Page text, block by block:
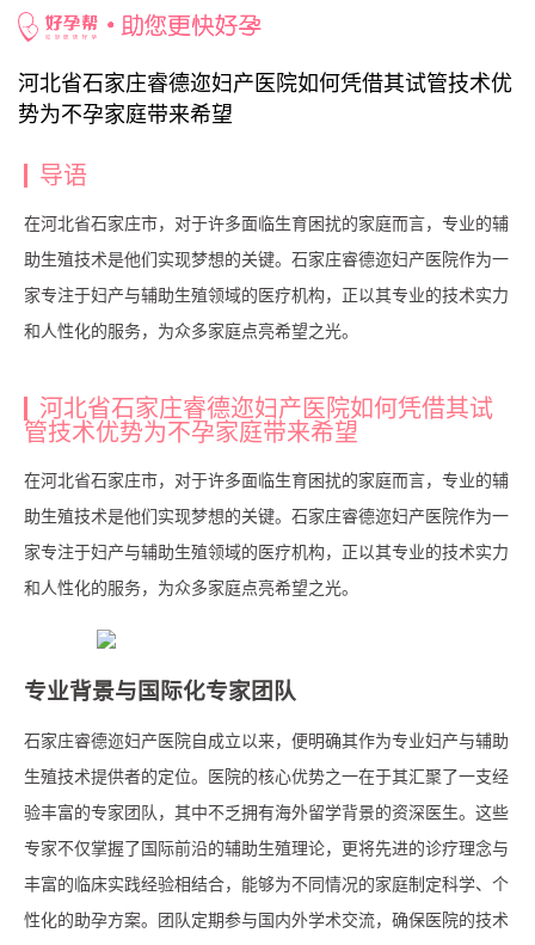
好孕百科 / undefined / 河北省石家庄睿德迩妇产医院如何凭借其试管技术优势
为不孕家庭带来希望
河北省石家庄睿德迩妇产医院如何凭借其试管技术优
势为不孕家庭带来希望
导语
在河北省石家庄市，对于许多面临生育困扰的家庭而言，专业的辅
助生殖技术是他们实现梦想的关键。石家庄睿德迩妇产医院作为一
家专注于妇产与辅助生殖领域的医疗机构，正以其专业的技术实力
和人性化的服务，为众多家庭点亮希望之光。
河北省石家庄睿德迩妇产医院如何凭借其试
管技术优势为不孕家庭带来希望
在河北省石家庄市，对于许多面临生育困扰的家庭而言，专业的辅
助生殖技术是他们实现梦想的关键。石家庄睿德迩妇产医院作为一
家专注于妇产与辅助生殖领域的医疗机构，正以其专业的技术实力
和人性化的服务，为众多家庭点亮希望之光。
专业背景与国际化专家团队
石家庄睿德迩妇产医院自成立以来，便明确其作为专业妇产与辅助
生殖技术提供者的定位。医院的核心优势之一在于其汇聚了一支经
验丰富的专家团队，其中不乏拥有海外留学背景的资深医生。这些
专家不仅掌握了国际前沿的辅助生殖理论，更将先进的诊疗理念与
丰富的临床实践经验相结合，能够为不同情况的家庭制定科学、个
性化的助孕方案。团队定期参与国内外学术交流，确保医院的技术